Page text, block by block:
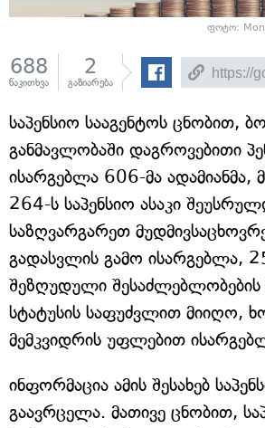
ფოტო:
688
წაკითხვა
2
გაზიარება
საპენსიო სააგენტოს
განმავლობაში დაგროვებითი
ისარგებლა 606-მა ადამიანმა,
264-ს საპენსიო ასაკი
საზღვარგარეთ
გადასვლის გამო ისარგებლა,
შეზღუდული შესაძლებლობების
სტატუსის საფუძვლით მიიღო,
მემკვიდრის უფლებით
ინფორმაცია ამის შესახებ
გაავრცელა. მათივე ცნობით,